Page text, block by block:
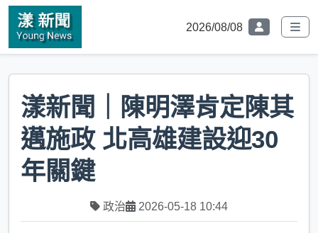
2026/08/08
漾新聞｜陳明澤肯定陳其
邁施政 北高雄建設迎30
年關鍵
政治 2026-05-18 10:44